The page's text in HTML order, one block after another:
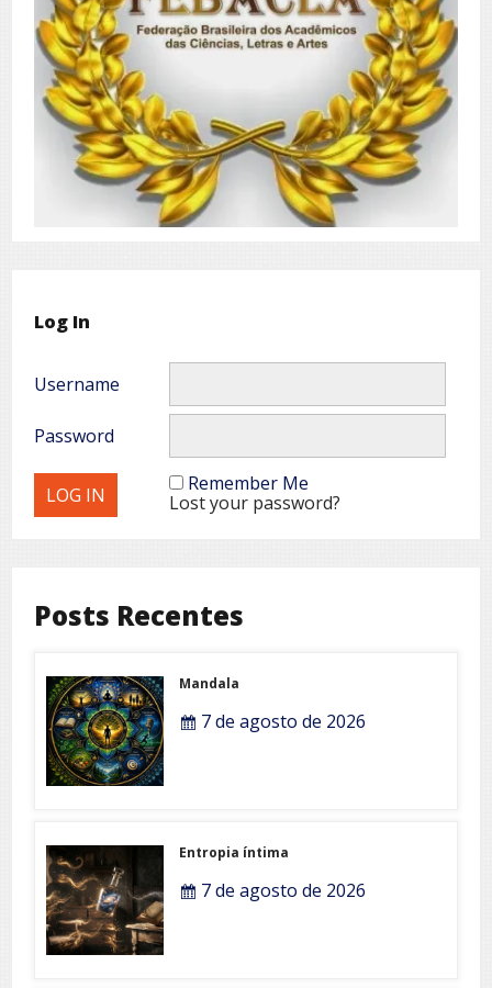
Log In
Username
Password
Remember Me
Lost your password?
Posts Recentes
Mandala
7 de agosto de 2026
Entropia íntima
7 de agosto de 2026